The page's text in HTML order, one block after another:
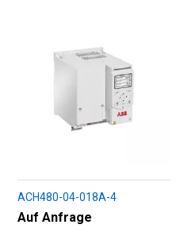
ACH480-04-018A-4
Auf Anfrage